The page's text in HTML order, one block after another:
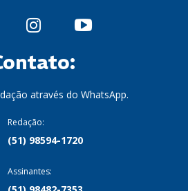
através do WhatsApp.
Redação:
(51) 98594-1720
Assinantes: